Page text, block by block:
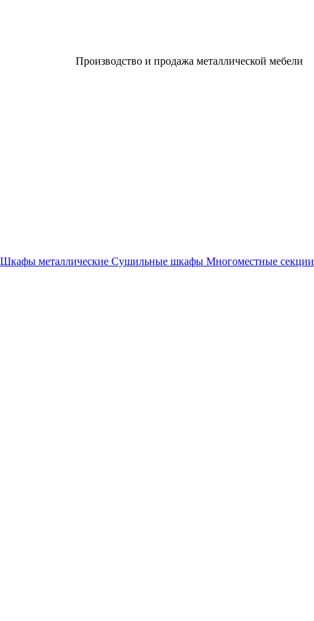
Производство и продажа металлической мебели
Шкафы металлические Cушильные шкафы Многоместные секции